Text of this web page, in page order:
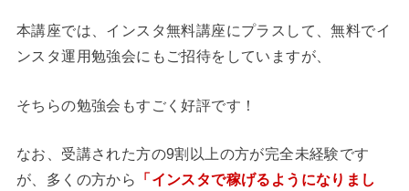
本講座では、インスタ無料講座にプラスして、無料でイ
ンスタ運用勉強会にもご招待をしていますが、
そちらの勉強会もすごく好評です！
なお、受講された方の9割以上の方が完全未経験です
が、多くの方から
「インスタで稼げるようになりまし